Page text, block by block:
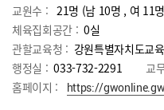
교원수 : 21명 (남 10명 , 여 11
체육집회공간 : 0실
관할교육청 : 강원특별자치도교
행정실 : 033-732-2291 교
홈페이지 :
https://